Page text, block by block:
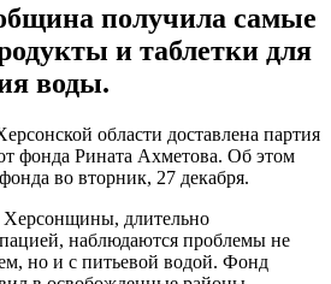
получила самые
и таблетки для
воды.
области доставлена партия
фонда Рината Ахметова. Об этом
во вторник, 27 декабря.
длительно
наблюдаются проблемы не
но и с питьевой водой. Фонд